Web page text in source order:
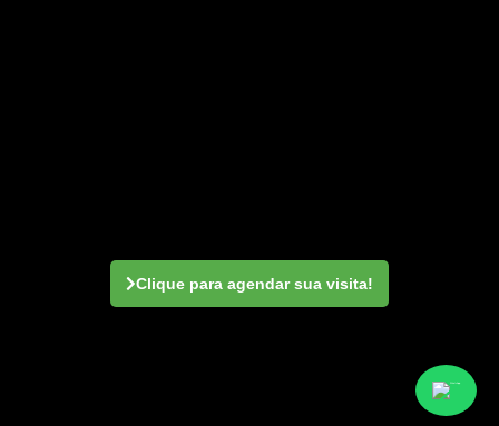
Clique para agendar sua visita!